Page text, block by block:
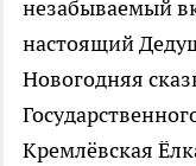
незабываемый
настоящий
Новогодняя
Кремлёвская